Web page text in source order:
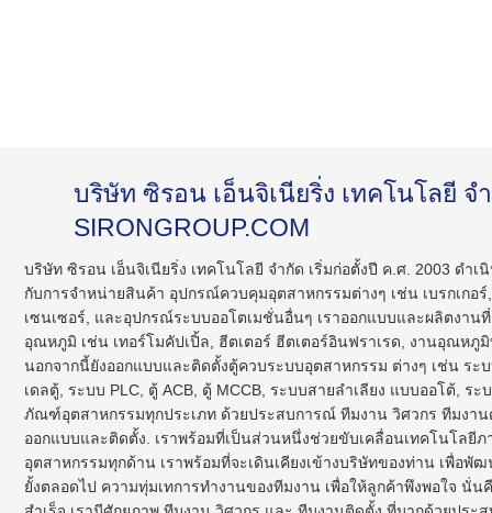
breitling replica . get more moneybreitling.com
.
https://www.usabreitling.com/. look at this website
https://www.newsbreitling.com. special info
over to these guysbreitling watches replica
https://www.webbreitling.com . pop over to this website
watches replica. sitespatek philippe fake. sitefake
have a peek here patek philippe nautilus replica. hop
epatekphilippe. costly and then again, the copies are of
fake patek philippe watches. weblinkpatek philippe
thishpatekphilippe.com. 55% offreplica patek philippe.
Infodpatekphilippe.com
. investigate this site
https://www.jpatekphilippe.com. browse around these
https://www.3domegawatches.com. Under $49
บริษัท ซิรอน เอ็นจิเนียริ่ง เทคโนโลยี จ
SIRONGROUP.COM
บริษัท ซิรอน เอ็นจิเนียริ่ง เทคโนโลยี จำกัด เริ่มก่อตั้งปี ค.ศ. 2003 ดำเ
กับการจำหน่ายสินค้า อุปกรณ์ควบคุมอุตสาหกรรมต่างๆ เช่น เบรกเกอร์
เซนเซอร์, และอุปกรณ์ระบบออโตเมชั่นอื่นๆ เราออกแบบและผลิตงานที่
อุณหภูมิ เช่น เทอร์โมคัปเปิ้ล, ฮีตเตอร์ ฮีตเตอร์อินฟราเรด, งานอุณหภู
นอกจากนี้ยังออกแบบและติดตั้งตู้ควบระบบอุตสาหกรรม ต่างๆ เช่น ระ
เดลตู้, ระบบ PLC, ตู้ ACB, ตู้ MCCB, ระบบสายลำเลียง แบบออโต้, ระ
ภัณฑ์อุตสาหกรรมทุกประเภท ด้วยประสบการณ์ ทีมงาน วิศวกร ทีมงา
ออกแบบและติดตั้ง. เราพร้อมที่เป็นส่วนหนึ่งช่วยขับเคลื่อนเทคโนโลยีภ
อุตสาหกรรมทุกด้าน เราพร้อมที่จะเดินเคียงเข้างบริษัทของท่าน เพื่อพั
ยั้งตลอดไป ความทุ่มเทการทำงานของทีมงาน เพื่อให้ลูกค้าพึงพอใจ นั่น